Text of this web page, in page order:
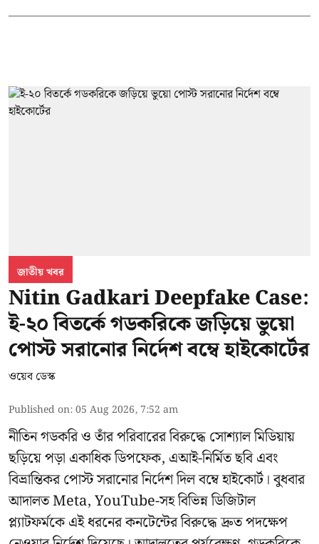
জাতীয় খবর
Nitin Gadkari Deepfake Case:
ই-২০ বিতর্কে গডকরিকে জড়িয়ে ভুয়ো
পোস্ট সরানোর নির্দেশ বম্বে হাইকোর্টের
ওয়েব ডেস্ক
Published on:05 Aug 2026, 7:52 am
নীতিন গডকরি ও তাঁর পরিবারের বিরুদ্ধে সোশ্যাল মিডিয়ায়
ছড়িয়ে পড়া একাধিক ডিপফেক, এআই-নির্মিত ছবি এবং
বিভ্রান্তিকর পোস্ট সরানোর নির্দেশ দিল বম্বে হাইকোর্ট। বুধবার
আদালত Meta, YouTube-সহ বিভিন্ন ডিজিটাল
প্ল্যাটফর্মকে এই ধরনের কনটেন্টের বিরুদ্ধে দ্রুত পদক্ষেপ